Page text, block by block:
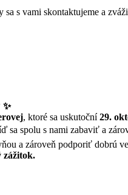
s vami skontaktujeme a
, ktoré sa uskutoční29.
sa spolu s nami zabaviť a
a zároveň podporiť dobrú
zážitok.